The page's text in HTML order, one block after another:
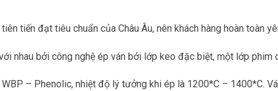
tiến đạt tiêu chuẩn của Châu Âu, nên khách hàng hoàn toàn
nhau bởi công nghệ ép ván bởi lớp keo đặc biệt, một lớp phim
– Phenolic, nhiệt độ lý tưởng khi ép là 1200*C – 1400*C.